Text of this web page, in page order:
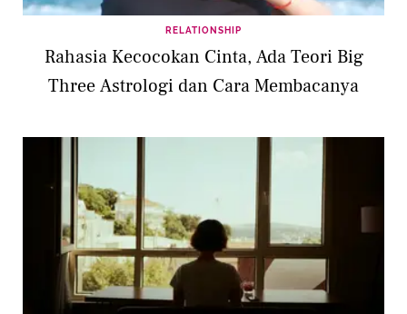
RELATIONSHIP
Rahasia Kecocokan Cinta, Ada Teori Big
Three Astrologi dan Cara Membacanya